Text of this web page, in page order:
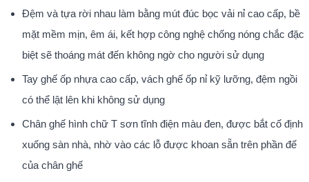
Đệm và tựa rời nhau làm bằng mút đúc bọc vải nỉ cao cấp, bề
mặt mềm mịn, êm ái, kết hợp công nghệ chống nóng chắc đặc
biệt sẽ thoáng mát đến không ngờ cho người sử dụng
Tay ghế ốp nhựa cao cấp, vách ghế ốp nỉ kỹ lưỡng, đệm ngồi
có thể lật lên khi không sử dụng
Chân ghế hình chữ T sơn tĩnh điện màu đen, được bắt cố định
xuống sàn nhà, nhờ vào các lỗ được khoan sẵn trên phần đế
của chân ghế